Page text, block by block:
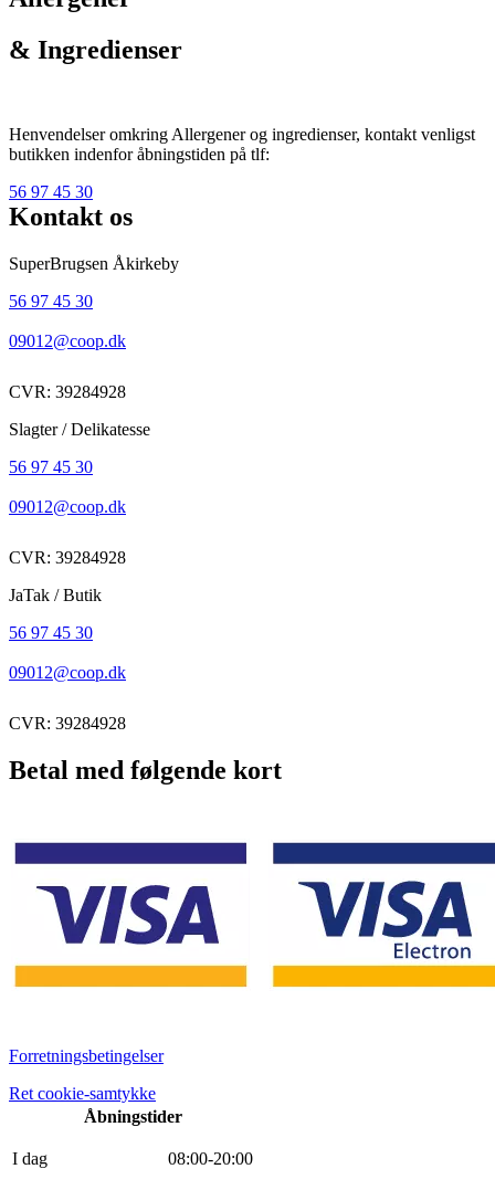
& Ingredienser
Henvendelser omkring Allergener og ingredienser, kontakt venligst
butikken indenfor åbningstiden på tlf:
56 97 45 30
Kontakt os
SuperBrugsen Åkirkeby
56 97 45 30
09012@coop.dk
CVR: 39284928
Slagter / Delikatesse
56 97 45 30
09012@coop.dk
CVR: 39284928
JaTak / Butik
56 97 45 30
09012@coop.dk
CVR: 39284928
Betal med følgende kort
Forretningsbetingelser
Ret cookie-samtykke
Åbningstider
I dag 08:00-20:00